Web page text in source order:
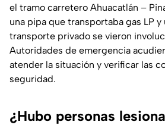
el tramo carretero Ahuacatlán –
una pipa que transportaba gas LP
transporte privado se vieron
Autoridades de emergencia
atender la situación y verificar las
seguridad.
¿Hubo personas